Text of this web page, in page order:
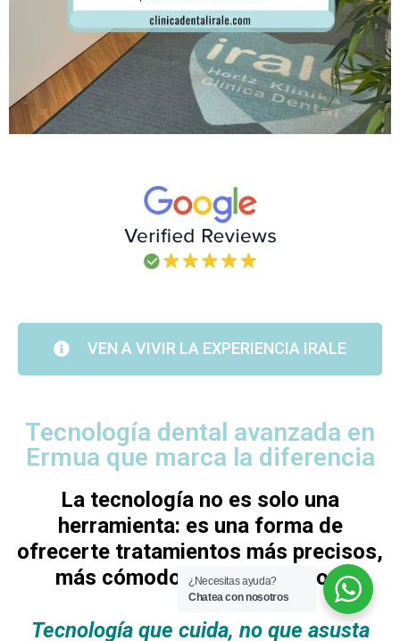
VEN A VIVIR LA EXPERIENCIA IRALE
Tecnología dental avanzada en
Ermua que marca la diferencia
La tecnología no es solo una
herramienta: es una forma de
ofrecerte tratamientos más precisos,
más cómodos y más seguros.
Tecnología que cuida, no que asusta
¿Necesitas ayuda?
Chatea con nosotros